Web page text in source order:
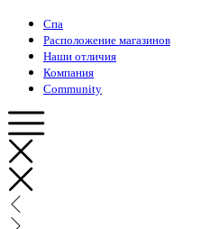
Спа
Расположение магазинов
Наши отличия
Компания
Community